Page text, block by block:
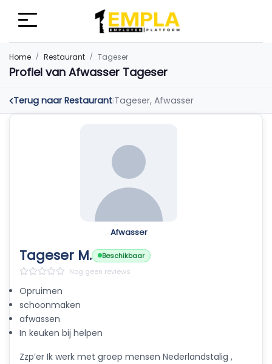
Home Restaurant Tageser
Profiel van Afwasser Tageser
Terug naar Restaurant|Tageser, Afwasser
Afwasser
Tageser M.
Beschikbaar
Nog geen reviews
Opruimen
schoonmaken
afwassen
In keuken bij helpen
Zzp’er Ik werk met groep mensen Nederlandstalig ,